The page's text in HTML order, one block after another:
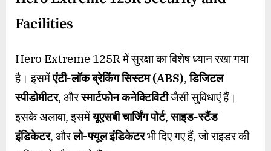
Facilities
Hero Extreme 125R में सुरक्षा का विशेष ध्यान रखा गया
है। इसमेंएंटी-लॉक ब्रेकिंग सिस्टम (ABS),डिजिटल
स्पीडोमीटर, औरस्मार्टफोन कनेक्टिविटीजैसी सुविधाएं हैं।
इसके अलावा, इसमेंयूएसबी चार्जिंग पोर्ट,साइड-स्टैंड
इंडिकेटर, औरलो-फ्यूल इंडिकेटरभी दिए गए हैं, जो राइडर की